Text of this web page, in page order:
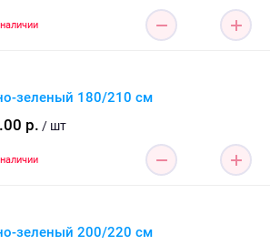
зеленый 180/210 см
р. / шт
зеленый 200/220 см